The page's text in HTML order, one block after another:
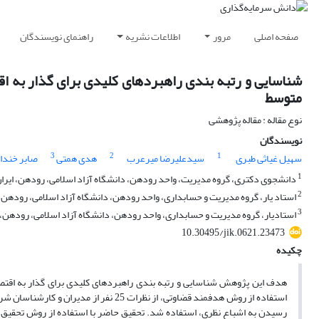
صفحه اصلی مرور اطلاعات نشریه راهنمای نویسندگان
شناسایی و رتبه بندی راهبردهای کلیدی برای گذار
متوسط
نوع مقاله : مقاله پژوهشی
نویسندگان
سهیل غیاثی طبری
1 سیدعلیرضا میرعرب 2 هدی همتی3 صابر
1 دانشجوی دکتری، گروه مدیریت، واحد رودهن، دانشگاه آزاد اسلامی، رودهن،
2استاد یار، گروه مدیریت و حسابداری، واحد رودهن، دانشگاه آزاد اسلامی،
3استادیار، گروه مدیریت و حسابداری، واحد رودهن، دانشگاه آزاد اسلامی،
10.30495/jik.0621.23473
چکیده
هدف این پژوهش شناسایی و رتبه بندی راهبردهای کلیدی برای گذار به
استفاده از روش هدفمند قضاوتی، از
رسیدن به اشباع نظری، استفاده شد. تحقیق حاضر با استفاده از روش